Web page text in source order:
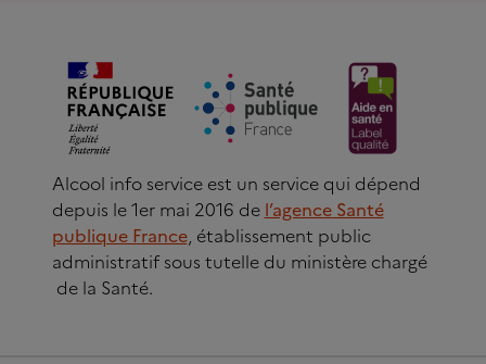
Alcool info service est un service qui dépend
depuis le 1er mai 2016 de l’agence Santé
publique France, établissement public
administratif sous tutelle du ministère chargé
de la Santé.